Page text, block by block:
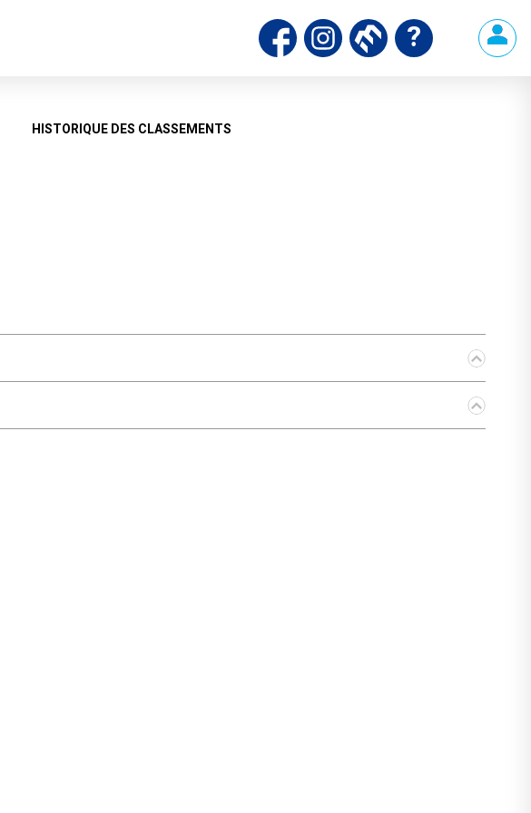
HISTORIQUE DES CLASSEMENTS